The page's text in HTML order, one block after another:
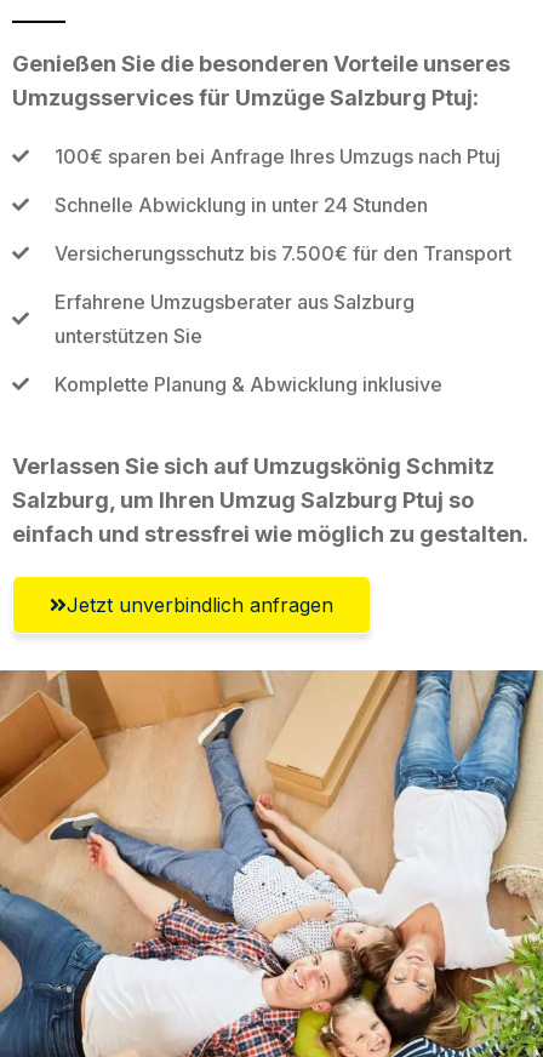
Genießen Sie die besonderen Vorteile unseres
Umzugsservices für Umzüge Salzburg Ptuj:
100€ sparen bei Anfrage Ihres Umzugs nach Ptuj
Schnelle Abwicklung in unter 24 Stunden
Versicherungsschutz bis 7.500€ für den Transport
Erfahrene Umzugsberater aus Salzburg
unterstützen Sie
Komplette Planung & Abwicklung inklusive
Verlassen Sie sich auf Umzugskönig Schmitz
Salzburg, um Ihren Umzug Salzburg Ptuj so
einfach und stressfrei wie möglich zu gestalten.
Jetzt unverbindlich anfragen